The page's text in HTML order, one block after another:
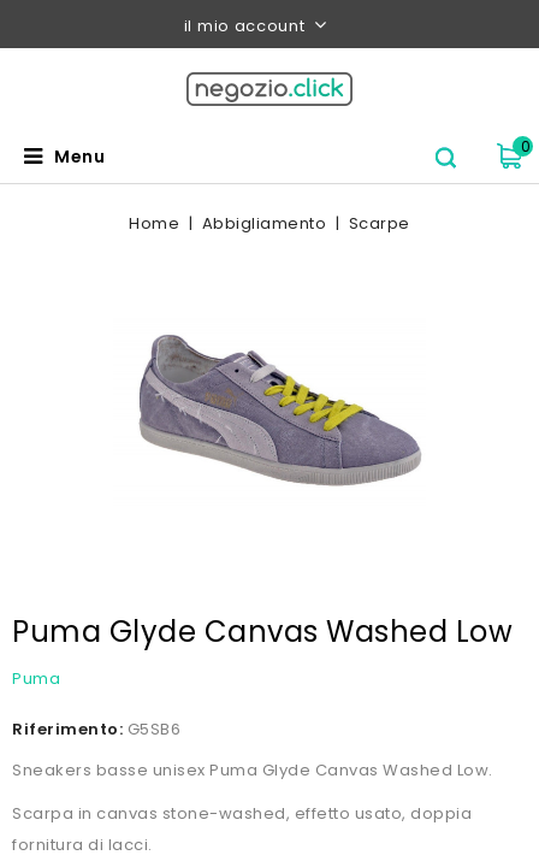
il mio account
0
Menu
Home Abbigliamento Scarpe
Puma Glyde Canvas Washed Low
Puma
Riferimento: G5SB6
Sneakers basse unisex Puma Glyde Canvas Washed Low.
Scarpa in canvas stone-washed, effetto usato, doppia
fornitura di lacci.